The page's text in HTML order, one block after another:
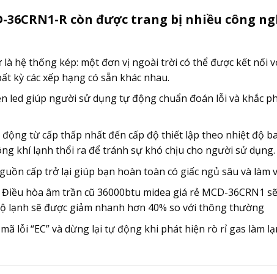
R còn được trang bị nhiều công
là hệ thống kép: một đơn vị ngoài trời có thể được kết nối
kỳ các xếp hạng có sẵn khác nhau.
led giúp người sử dụng tự động chuẩn đoán lỗi và khắc
từ cấp thấp nhất đến cấp độ thiết lập theo nhiệt độ
khí lạnh thổi ra để tránh sự khó chịu cho người sử dụng.
cấp trở lại giúp bạn hoàn toàn có giấc ngủ sâu và làm
hòa âm trần cũ 36000btu midea giá rẻ MCD-36CRN1
lạnh sẽ được giảm nhanh hơn 40% so với thông thường
lỗi “EC” và dừng lại tự động khi phát hiện rò rỉ gas làm